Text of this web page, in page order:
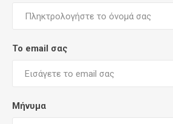
Το email σας
Μήνυμα